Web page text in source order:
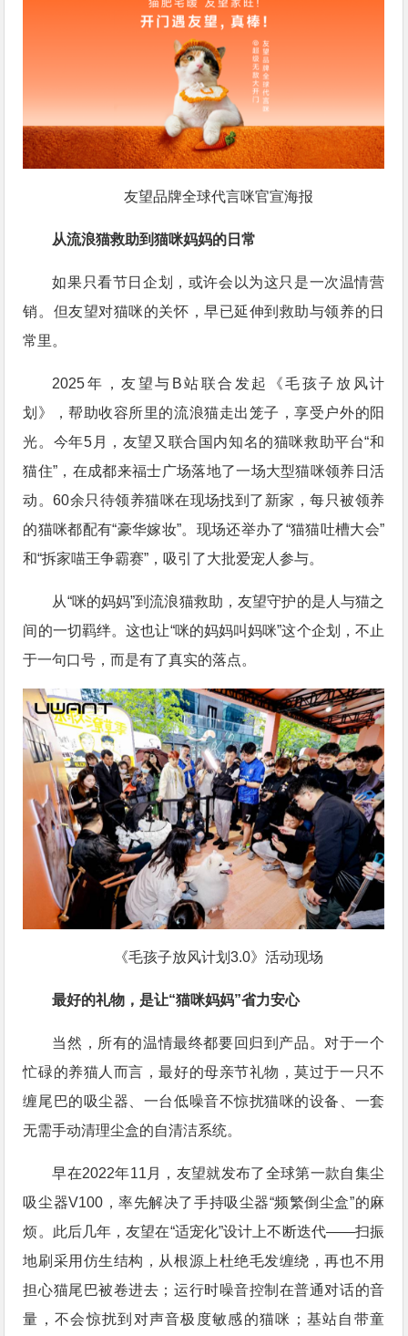
友望品牌全球代言咪官宣海报
从流浪猫救助到猫咪妈妈的日常
如果只看节日企划，或许会以为这只是一次温情营
销。但友望对猫咪的关怀，早已延伸到救助与领养的日
常里。
2025年，友望与B站联合发起《毛孩子放风计
划》，帮助收容所里的流浪猫走出笼子，享受户外的阳
光。今年5月，友望又联合国内知名的猫咪救助平台“和
猫住”，在成都来福士广场落地了一场大型猫咪领养日活
动。60余只待领养猫咪在现场找到了新家，每只被领养
的猫咪都配有“豪华嫁妆”。现场还举办了“猫猫吐槽大会”
和“拆家喵王争霸赛”，吸引了大批爱宠人参与。
从“咪的妈妈”到流浪猫救助，友望守护的是人与猫之
间的一切羁绊。这也让“咪的妈妈叫妈咪”这个企划，不止
于一句口号，而是有了真实的落点。
《毛孩子放风计划3.0》活动现场
最好的礼物，是让“猫咪妈妈”省力安心
当然，所有的温情最终都要回归到产品。对于一个
忙碌的养猫人而言，最好的母亲节礼物，莫过于一只不
缠尾巴的吸尘器、一台低噪音不惊扰猫咪的设备、一套
无需手动清理尘盒的自清洁系统。
早在2022年11月，友望就发布了全球第一款自集尘
吸尘器V100，率先解决了手持吸尘器“频繁倒尘盒”的麻
烦。此后几年，友望在“适宠化”设计上不断迭代——扫振
地刷采用仿生结构，从根源上杜绝毛发缠绕，再也不用
担心猫尾巴被卷进去；运行时噪音控制在普通对话的音
量，不会惊扰到对声音极度敏感的猫咪；基站自带童